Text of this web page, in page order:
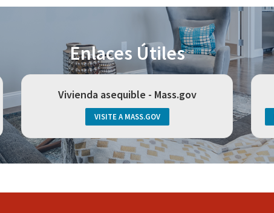
Enlaces Útiles
Vivienda asequible - Mass.gov
VISITE A MASS.GOV